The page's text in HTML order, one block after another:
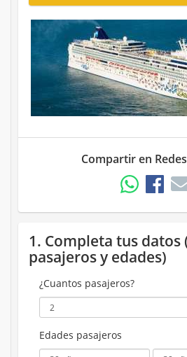
Compartir en
1. Completa tus datos
pasajeros y edades)
¿Cuantos pasajeros?
Edades pasajeros